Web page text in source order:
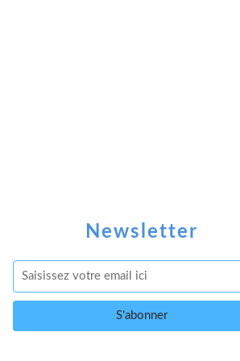
Newsletter